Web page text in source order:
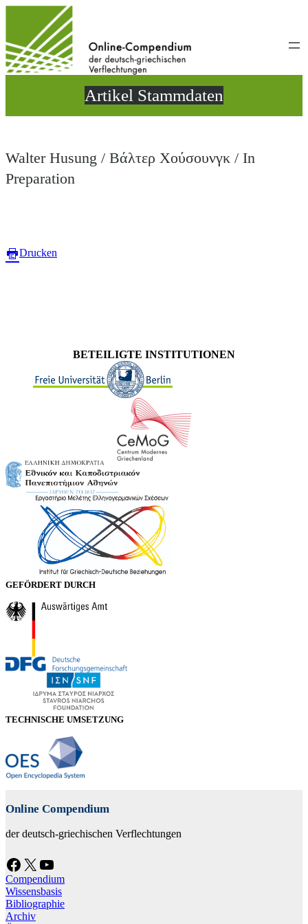
wechseln
Artikel Stammdaten
Walter Husung / Βάλτερ Χούσουνγκ / In
Preparation
Drucken
BETEILIGTE INSTITUTIONEN
GEFÖRDERT DURCH
TECHNISCHE UMSETZUNG
Online Compendium
der deutsch-griechischen Verflechtungen
Facebook X YouTube
Compendium
Wissensbasis
Bibliographie
Archiv